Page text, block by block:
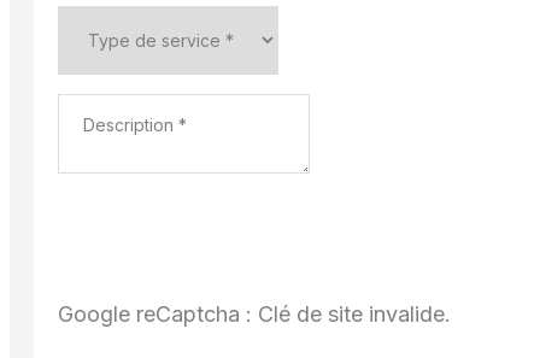
Google reCaptcha : Clé de site invalide.